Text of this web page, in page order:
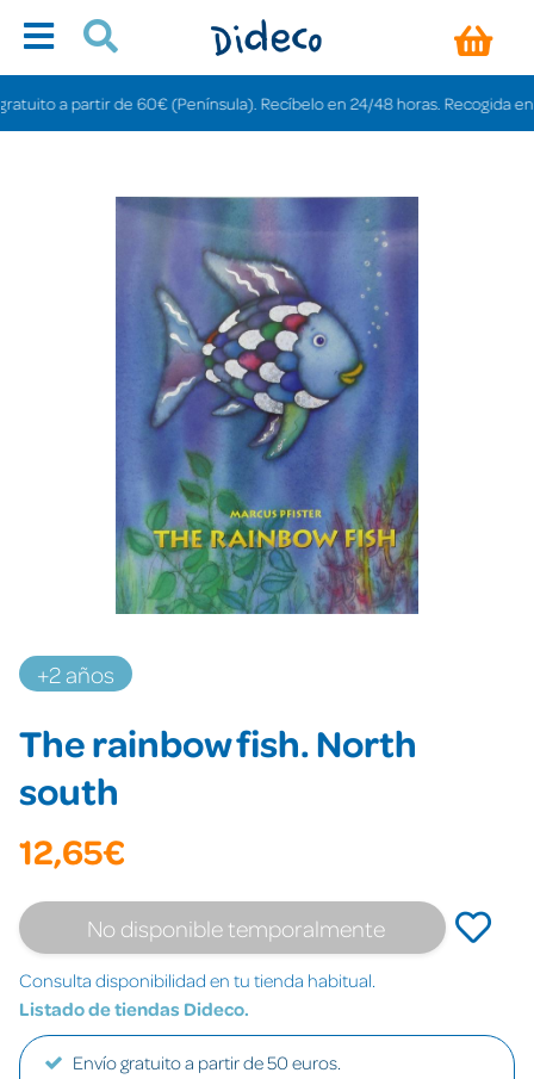
a partir de 60€ (Península). Recíbelo en 24/48 horas. Recogida en
+2 años
The rainbow fish. North
south
12,65€
No disponible temporalmente
Consulta disponibilidad en tu tienda habitual.
Listado de tiendas Dideco.
Envío gratuito a partir de 50 euros.